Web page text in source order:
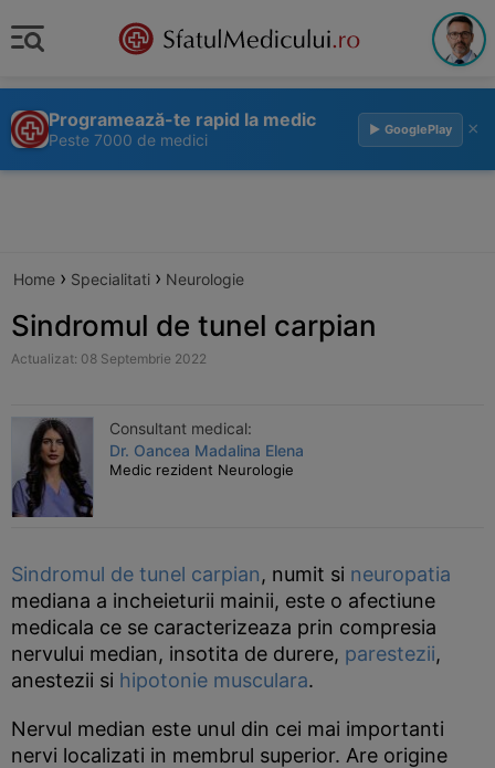
Programează-te rapid la medic
Peste 7000 de medici
▶ GooglePlay ×
Home › Specialitati › Neurologie
Sindromul de tunel carpian
Actualizat: 08 Septembrie 2022
Consultant medical:
Dr. Oancea Madalina Elena
Medic rezident Neurologie
Sindromul de tunel carpian, numit si neuropatia
mediana a incheieturii mainii, este o afectiune
medicala ce se caracterizeaza prin compresia
nervului median, insotita de durere, parestezii,
anestezii si hipotonie musculara.
Nervul median este unul din cei mai importanti
nervi localizati in membrul superior. Are origine